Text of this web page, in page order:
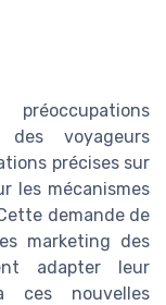
des voyageurs
précises sur
les mécanismes
demande de
marketing des
adapter leur
ces nouvelles